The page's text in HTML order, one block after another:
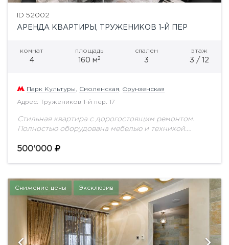
ID 52002
АРЕНДА КВАРТИРЫ, ТРУЖЕНИКОВ 1-Й ПЕР
комнат
4
площадь
160 м2
спален
3
этаж
3 / 12
Парк Культуры Смоленская Фрунзенская
Адрес: Тружеников 1-й пер. 17
Стильная квартира с дорогостоящим ремонтом.
Полностью оборудована мебелью и техникой.
спальни, кабинет, две гардеробные комнаты,
500'000
Снижение цены Эксклюзив